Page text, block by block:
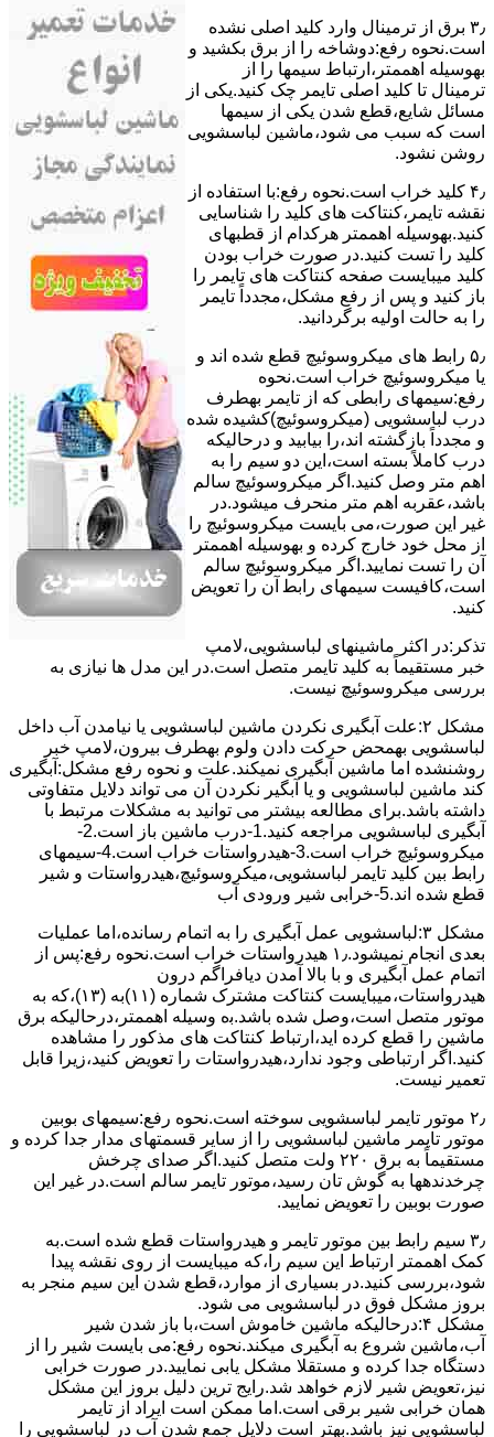
۳٫ ﺑﺮق از ﺗﺮﻣﯿﻨﺎل وارد ﮐﻠﯿﺪ اﺻﻠﯽ ﻧﺸﺪه
است.نحوه رﻓﻊ:دوشاخه را از ﺑﺮق بکشید و
بهوسیله اهممتر،ارﺗﺒﺎط سیمها را از
ﺗﺮﻣﯿﻨﺎل ﺗﺎ ﮐﻠﯿﺪ اﺻﻠﯽ ﺗﺎﯾﻤﺮ چک کنید.یکی از
مسائل شایع،ﻗﻄﻊ شدن ﯾﮑﯽ از سیمها
است که سبب می شود،ﻣﺎﺷﯿﻦ لباسشویی
روﺷﻦ نشود.
۴٫ ﮐﻠﯿﺪ ﺧﺮاب اﺳﺖ.نحوه رفع:ﺑﺎ اﺳﺘﻔﺎده از
ﻧﻘﺸﻪ ﺗﺎﯾﻤﺮ،ﮐﻨﺘﺎﮐﺖ ﻫﺎی ﮐﻠﯿﺪ را ﺷﻨﺎﺳﺎﯾﯽ
کنید.بهوسیله اهممتر هرکدام از قطبهای
ﮐﻠﯿﺪ را ﺗﺴﺖ ﮐﻨﯿﺪ.در ﺻﻮرت ﺧﺮاب ﺑﻮدن
ﮐﻠﯿﺪ میبایست ﺻﻔﺤﻪ ﮐﻨﺘﺎﮐﺖ ﻫﺎی ﺗﺎﯾﻤﺮ را
باز کنید و ﭘﺲ از رﻓﻊ مشکل،مجدداً ﺗﺎﯾﻤﺮ
را به حالت اوﻟﯿﻪ برگردانید.
۵٫ رابط های ﻣﯿﮑﺮوﺳﻮﺋﯿﭻ ﻗﻄﻊ شده اند و
ﯾﺎ ﻣﯿﮑﺮوﺳﻮﺋﯿﭻ ﺧﺮاب اﺳﺖ.نحوه
رفع:سیمهای راﺑﻄﯽ ﮐﻪ از ﺗﺎﯾﻤﺮ بهطرف
درب لباسشویی (ﻣﯿﮑﺮوﺳﻮﺋﯿﭻ)کشیده شده
و مجدداً بازگشته اند،را ﺑﯿﺎﺑﯿﺪ و درحالیکه
درب کاملاً ﺑﺴﺘﻪ اﺳﺖ،اﯾﻦ دو ﺳﯿﻢ را ﺑﻪ
اﻫﻢ ﻣﺘﺮ وصل کنید.اﮔﺮ ﻣﯿﮑﺮوﺳﻮﺋﯿﭻ ﺳﺎﻟﻢ
ﺑﺎﺷﺪ،ﻋﻘﺮﺑﻪ اهم متر ﻣﻨﺤﺮف میشود.در
ﻏﯿﺮ اﯾﻦ ﺻﻮرت،می بایست ﻣﯿﮑﺮوﺳﻮﺋﯿﭻ را
از ﻣﺤﻞ خود ﺧﺎرج کرده و بهوسیله اهممتر
آن را ﺗﺴﺖ ﻧﻤﺎﯾﯿﺪ.اﮔﺮ ﻣﯿﮑﺮوﺳﻮﺋﯿﭻ ﺳﺎﻟﻢ
اﺳﺖ،ﮐﺎﻓﯿﺴﺖ سیمهای راﺑﻄ آن را ﺗﻌﻮﯾﺾ
کنید.
ﺗﺬﮐﺮ:در اﮐﺜﺮ ماشینهای لباسشویی،ﻻﻣﭗ
ﺧﺒﺮ مستقیماً ﺑﻪ ﮐﻠﯿﺪ ﺗﺎﯾﻤﺮ ﻣﺘﺼﻞ اﺳﺖ.در اﯾﻦ مدل ها ﻧﯿﺎزی ﺑﻪ
بررسی ﻣﯿﮑﺮوﺳﻮﺋﯿﭻ نیست.
مشکل ۲:علت آبگیری نکردن ماشین لباسشویی یا نیامدن آب داخل
لباسشویی بهمحض ﺣﺮﮐﺖ دادن وﻟﻮم بهطرف ﺑﯿﺮون،ﻻﻣﭗ ﺧﺒﺮ
روشنشده اﻣﺎ ﻣﺎﺷﯿﻦ آﺑﮕﯿﺮی نمیکند.ﻋﻠﺖ و نحوه رﻓﻊ مشکل:آبگیری
کند ماشین لباسشویی و یا آبگیر نکردن آن می تواند دلایل متفاوتی
داشته باشد.برای مطالعه بیشتر می توانید به مشکلات مرتبط با
آبگیری لباسشویی مراجعه کنید.1-درب ﻣﺎﺷﯿﻦ ﺑﺎز اﺳﺖ.2-
ﻣﯿﮑﺮوﺳﻮﺋﯿﭻ ﺧﺮاب اﺳﺖ.3-ﻫﯿﺪرواﺳﺘﺎت ﺧﺮاب اﺳﺖ.4-سیمهای
راﺑﻂ ﺑﯿﻦ ﮐﻠﯿﺪ ﺗﺎﯾﻤﺮ لباسشویی،ﻣﯿﮑﺮوﺳﻮﺋﯿﭻ،ﻫﯿﺪرواﺳﺘﺎت و ﺷﯿﺮ
ﻗﻄﻊ ﺷﺪه اند.5-خرابی شیر ورودی آب
مشکل ۳:لباسشویی ﻋﻤﻞ آﺑﮕﯿﺮی را ﺑﻪ اﺗﻤﺎم رﺳﺎﻧﺪه،اﻣﺎ ﻋﻤﻠﯿﺎت
ﺑﻌﺪی اﻧﺠﺎم نمیشود.۱٫ ﻫﯿﺪرواﺳﺘﺎت ﺧﺮاب اﺳﺖ.نحوه رﻓﻊ:ﭘﺲ از
اﺗﻤﺎم عمل آﺑﮕﯿﺮی و ﺑﺎ ﺑﺎﻻ آﻣﺪن دﯾﺎﻓﺮاﮔﻢ درون
ﻫﯿﺪرواﺳﺘﺎت،میبایست ﮐﻨﺘﺎﮐﺖ ﻣﺸﺘﺮک شماره (۱۱)به (۱۳)،ﮐﻪ ﺑﻪ
ﻣﻮﺗﻮر ﻣﺘﺼﻞ اﺳﺖ،وﺻﻞ ﺷﺪه ﺑﺎﺷﺪ.ﺑه وسیله اهممتر،درحالیکه ﺑﺮق
ﻣﺎﺷﯿﻦ را ﻗﻄﻊ کرده اید،ارﺗﺒﺎط ﮐﻨﺘﺎﮐﺖ ﻫﺎی ﻣﺬﮐﻮر را ﻣﺸﺎﻫﺪه
کنید.اﮔﺮ ارﺗﺒﺎطی وجود ندارد،ﻫﯿﺪرواﺳﺘﺎت را ﺗﻌﻮﯾﺾ ﮐﻨﯿﺪ،زﯾﺮا قابل
ﺗﻌﻤﯿﺮ نیست.
۲٫ ﻣﻮﺗﻮر ﺗﺎﯾﻤﺮ لباسشویی ﺳﻮﺧﺘﻪ اﺳﺖ.نحوه رﻓﻊ:سیمهای ﺑﻮﺑﯿﻦ
ﻣﻮﺗﻮر ﺗﺎﯾﻤﺮ ماشین لباسشویی را از ﺳﺎﯾﺮ قسمتهای ﻣﺪار ﺟﺪا کرده و
مستقیماً ﺑﻪ برق ۲۲۰ وﻟﺖ ﻣﺘﺼﻞ کنید.اﮔﺮ ﺻﺪای ﭼﺮﺧﺶ
چرخدندهها به گوش تان رﺳﯿﺪ،ﻣﻮﺗﻮر ﺗﺎﯾﻤﺮ ﺳﺎﻟﻢ اﺳﺖ.در ﻏﯿﺮ اﯾﻦ
ﺻﻮرت ﺑﻮﺑﯿﻦ را ﺗﻌﻮﯾﺾ ﻧﻤﺎﯾﯿﺪ.
۳٫ ﺳﯿﻢ راﺑﻂ ﺑﯿﻦ ﻣﻮﺗﻮر ﺗﺎﯾﻤﺮ و ﻫﯿﺪرواﺳﺘﺎت ﻗﻄﻊ ﺷﺪه اﺳﺖ.به
کمک اهممتر ارﺗﺒﺎط اﯾﻦ ﺳﯿﻢ را،ﮐﻪ میبایست از روی ﻧﻘﺸﻪ ﭘﯿﺪا
ﺷﻮد،بررسی ﮐﻨﯿﺪ.در ﺑﺴﯿﺎری از موارد،ﻗﻄﻊ ﺷﺪن اﯾﻦ ﺳﯿﻢ ﻣﻨﺠﺮ ﺑﻪ
ﺑﺮوز مشکل ﻓﻮق در لباسشویی می شود.
مشکل ۴:درحالیکه ﻣﺎﺷﯿﻦ ﺧﺎﻣﻮش اﺳﺖ،ﺑﺎ ﺑﺎز ﺷﺪن ﺷﯿﺮ
آب،ﻣﺎﺷﯿﻦ ﺷﺮوع ﺑﻪ آﺑﮕﯿﺮی میکند.نحوه رﻓﻊ:می بایست ﺷﯿﺮ را از
دستگاه جدا کرده و مستقلا مشکل یابی نمایید.در صورت خرابی
نیز،تعویض شیر لازم خواهد شد.رایج ترین دلیل بروز این مشکل
همان خرابی شیر برقی است.اما ممکن است ایراد از تایمر
لباسشویی نیز باشد.بهتر است دلایل جمع شدن آب در لباسشویی را